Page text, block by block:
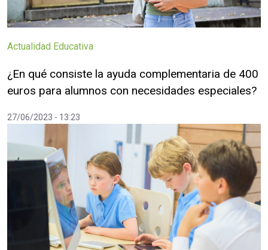
Actualidad Educativa
¿En qué consiste la ayuda complementaria de 400
euros para alumnos con necesidades especiales?
27/06/2023 - 13:23